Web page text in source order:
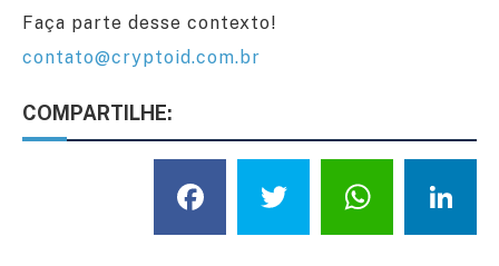
Faça parte desse contexto!
contato@cryptoid.com.br
COMPARTILHE:
Facebook
Twitter